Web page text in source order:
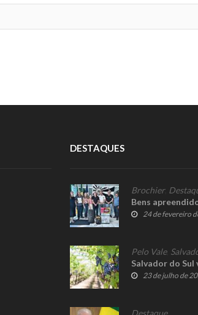
DESTAQUES
Brochier,
Bens
24 de fevereiro
Pelo Vale,
Salvador do Sul
23 de julho de
Destaque